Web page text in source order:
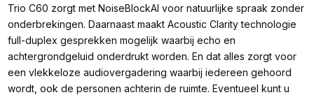
Trio C60 zorgt met NoiseBlockAI voor natuurlijke spraak zonder
onderbrekingen. Daarnaast maakt Acoustic Clarity technologie
full-duplex gesprekken mogelijk waarbij echo en
achtergrondgeluid onderdrukt worden. En dat alles zorgt voor
een vlekkeloze audiovergadering waarbij iedereen gehoord
wordt, ook de personen achterin de ruimte. Eventueel kunt u